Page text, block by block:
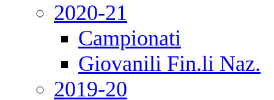
2020-21
Campionati
Giovanili Fin.li Naz.
2019-20